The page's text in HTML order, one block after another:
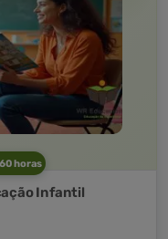
horas
Infantil